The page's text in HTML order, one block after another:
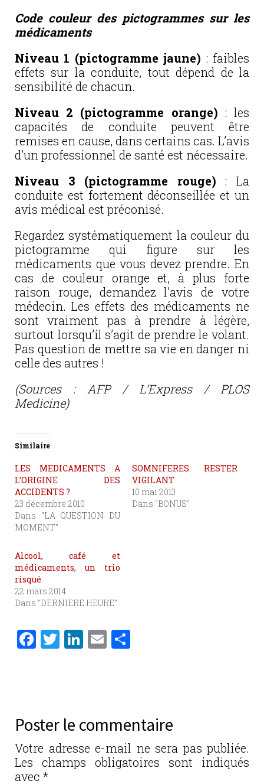
Code couleur des pictogrammes sur les
médicaments
Niveau 1 (pictogramme jaune) : faibles
effets sur la conduite, tout dépend de la
sensibilité de chacun.
Niveau 2 (pictogramme orange) : les
capacités de conduite peuvent être
remises en cause, dans certains cas. L’avis
d’un professionnel de santé est nécessaire.
Niveau 3 (pictogramme rouge) : La
conduite est fortement déconseillée et un
avis médical est préconisé.
Regardez systématiquement la couleur du
pictogramme qui figure sur les
médicaments que vous devez prendre. En
cas de couleur orange et, à plus forte
raison rouge, demandez l’avis de votre
médecin. Les effets des médicaments ne
sont vraiment pas à prendre à légère,
surtout lorsqu’il s’agit de prendre le volant.
Pas question de mettre sa vie en danger ni
celle des autres !
(Sources : AFP / L’Express / PLOS
Medicine)
Similaire
LES MEDICAMENTS A
L’ORIGINE DES
ACCIDENTS ?
23 décembre 2010
Dans "LA QUESTION DU
MOMENT"
SOMNIFERES: RESTER
VIGILANT
10 mai 2013
Dans "BONUS"
Alcool, café et
médicaments, un trio
risqué
22 mars 2014
Dans "DERNIERE HEURE"
F
b
o
o
k
T
r
Li
n
E
er
Poster le commentaire
Votre adresse e-mail ne sera pas publiée.
Les champs obligatoires sont indiqués
avec *